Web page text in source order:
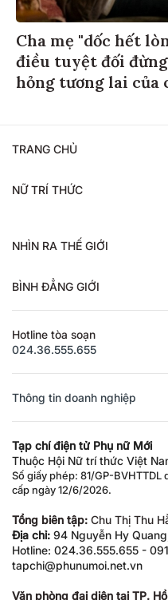
Cha mẹ "dốc hết
điều tuyệt đối
hỏng tương lai của
TRANG CHỦ
NỮ TRÍ THỨC
NHÌN RA THẾ GIỚI
BÌNH ĐẲNG GIỚI
Hotline tòa soạn
024.36.555.655
Thông tin doanh nghiệp
Tạp chí điện tử Phụ nữ Mới
Thuộc Hội Nữ trí thức Việt
Số giấy phép: 81/GP-BVHTTDL
cấp ngày 12/6/2026.
Tổng biên tập: Chu Thị Thu
Địa chỉ: 94 Nguyễn Hy
Hotline: 024.36.555.655 -
tapchi@phunumoi.net.vn